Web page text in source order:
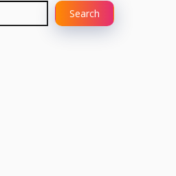
Search